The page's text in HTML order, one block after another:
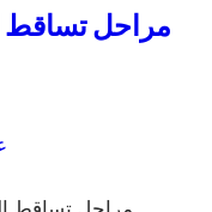
مراحل تساقط